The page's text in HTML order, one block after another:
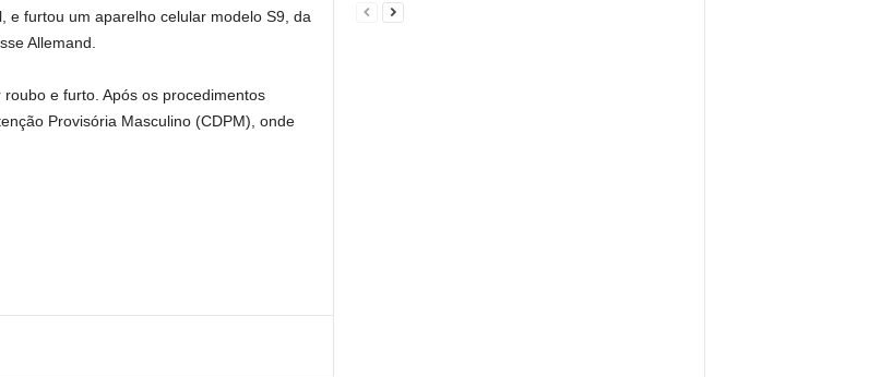
e furtou um aparelho celular modelo S9, da
Allemand.
e furto. Após os procedimentos
Provisória Masculino (CDPM), onde